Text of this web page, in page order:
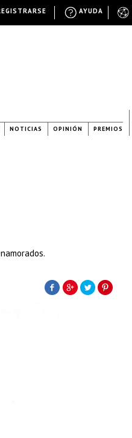
NOTICIAS OPINIÓN PREMIOS
AYUDA